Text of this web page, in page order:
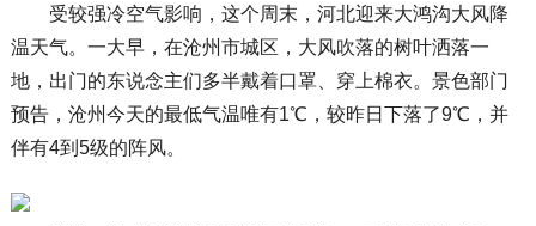
受较强冷空气影响，这个周末，河北迎来大鸿沟大风降
温天气。一大早，在沧州市城区，大风吹落的树叶洒落一
地，出门的东说念主们多半戴着口罩、穿上棉衣。景色部门
预告，沧州今天的最低气温唯有1℃，较昨日下落了9℃，并
伴有4到5级的阵风。